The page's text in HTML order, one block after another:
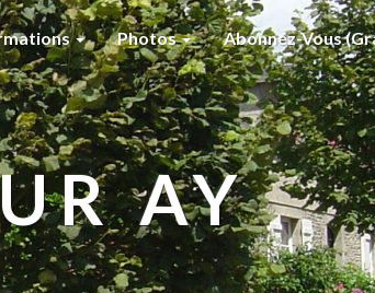
Photos Abonnez-Vous
AY